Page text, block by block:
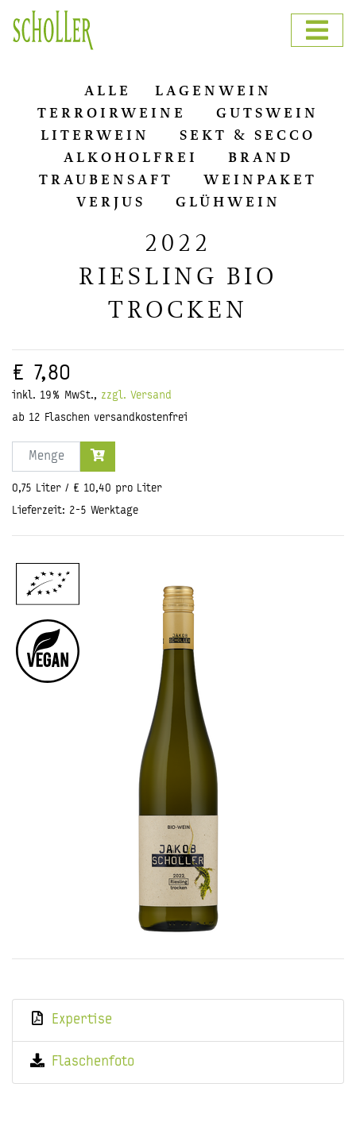
ALLE
LA­GEN­WEIN
TER­RO­IR­WEI­NE
GUTS­WEIN
LI­TER­WEIN
SEKT & SECCO
AL­KO­HOL­FREI
BRAND
TRAU­BEN­SAFT
WEIN­PA­KET
VER­JUS
GLÜH­WEIN
2022
RIESLING BIO
TROCKEN
€ 7,80
inkl. 19% MwSt., zzgl. Versand
ab 12 Flaschen versandkostenfrei
Menge
0,75 Liter / € 10,40 pro Liter
Lieferzeit: 2-5 Werktage
Expertise
Flaschenfoto